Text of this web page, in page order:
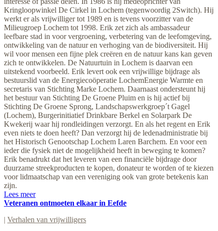
Kringloopwinkel De Cirkel in Lochem (tegenwoordig 2Switch). Hij
werkt er als vrijwilliger tot 1989 en is tevens voorzitter van de
Milieugroep Lochem tot 1998. Erik zet zich als ambassadeur
leefbare stad in voor vergroening, verbetering van de leefomgeving,
ontwikkeling van de natuur en verhoging van de biodiversiteit. Hij
wil voor mensen een fijne plek creëren en de natuur kans kan geven
zich te ontwikkelen. De Natuurtuin in Lochem is daarvan een
uitstekend voorbeeld. Erik levert ook een vrijwillige bijdrage als
bestuurslid van de Energiecoöperatie LochemEnergie Warmte en
secretaris van Stichting Marke Lochem. Daarnaast ondersteunt hij
het bestuur van Stichting De Groene Pluim en is hij actief bij
Stichting De Groene Sprong, Landschapswerkgroep´t Gagel
(Lochem), Burgerinitiatief Drinkbare Berkel en Solarpark De
Kwekerij waar hij rondleidingen verzorgt. En als het regent en Erik
even niets te doen heeft? Dan verzorgt hij de ledenadministratie bij
het Historisch Genootschap Lochem Laren Barchem. En voor een
ieder die fysiek niet de mogelijkheid heeft in beweging te komen?
Erik benadrukt dat het leveren van een financiële bijdrage door
duurzame streekproducten te kopen, donateur te worden of te kiezen
voor lidmaatschap van een vereniging ook van grote betekenis kan
zijn.
Lees meer
Veteranen ontmoeten elkaar in Eefde
| Verhalen van vrijwilligers